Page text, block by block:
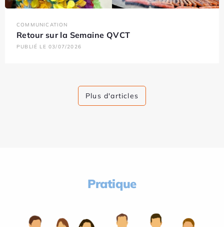
COMMUNICATION
Retour sur la Semaine QVCT
PUBLIÉ LE 03/07/2026
Plus d'articles
Pratique